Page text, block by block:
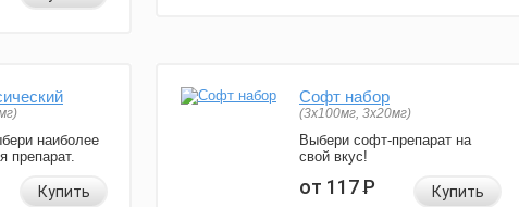
наиболее
препарат.
Купить
Софт набор
(3x100мг, 3x20мг)
Выбери софт-препарат на
свой вкус!
от 117Р Купить